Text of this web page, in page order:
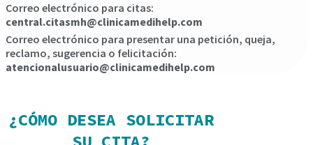
Correo electrónico para citas:
central.citasmh@clinicamedihelp.com
Correo electrónico para presentar una petición, queja,
reclamo, sugerencia o felicitación:
atencionalusuario@clinicamedihelp.com
¿CÓMO DESEA SOLICITAR